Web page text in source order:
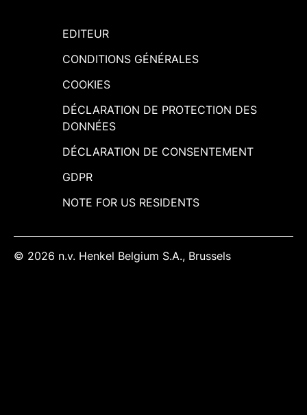
EDITEUR
CONDITIONS GÉNÉRALES
COOKIES
DÉCLARATION DE PROTECTION DES
DONNÉES
DÉCLARATION DE CONSENTEMENT
GDPR
NOTE FOR US RESIDENTS
© 2026 n.v. Henkel Belgium S.A., Brussels